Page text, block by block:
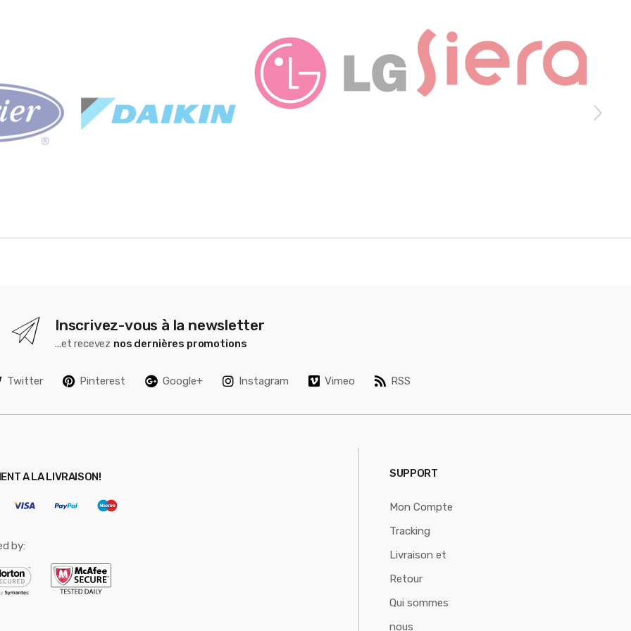
Inscrivez-vous à la newsletter
...et recevez nos dernières promotions
Twitter Pinterest Google+ Instagram Vimeo RSS
A LA LIVRAISON!
by:
SUPPORT
Mon Compte
Tracking
Livraison et
Retour
Qui sommes
nous